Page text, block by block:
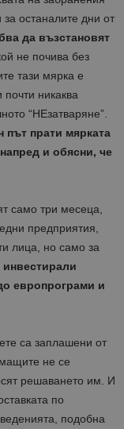
за останалите дни от
да възстановят
не почива без
тази мярка е
никаква
“НЕзатваряне”.
път прати мярката
и обясни, че
само три месеца,
предприятия,
лица, но само за
инвестирали
европрограми и
са заплашени от
не се
решаването им. И
по
подобна